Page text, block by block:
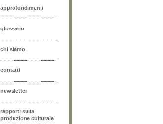
approfondimenti
glossario
chi siamo
contatti
newsletter
rapporti sulla
produzione culturale